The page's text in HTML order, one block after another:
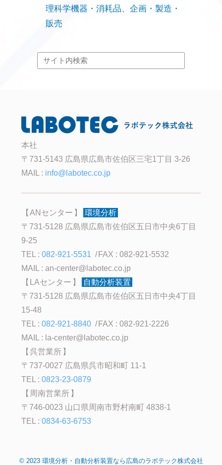
理科学機器・消耗品、企画・製造・
販売
本社
〒731-5143 広島県広島市佐伯区三宅1丁目 3-26
MAIL : info@labotec.co.jp
ANセンター
環境分析
〒731-5128 広島県広島市佐伯区五日市中央6丁目
9-25
TEL :082-921-5531
FAX : 082-921-5532
MAIL :an-center@labotec.co.jp
LAセンター
自動分析装置
〒731-5128 広島県広島市佐伯区五日市中央4丁目
15-48
TEL :082-921-8840
FAX : 082-921-2226
MAIL : la-center@labotec.co.jp
呉営業所
〒737-0027 広島県呉市昭和町 11-1
TEL :0823-23-0879
周南営業所
〒746-0023 山口県周南市野村南町 4838-1
TEL :0834-63-6753
© 2023 環境分析・自動分析装置なら広島のラボテック株式会社